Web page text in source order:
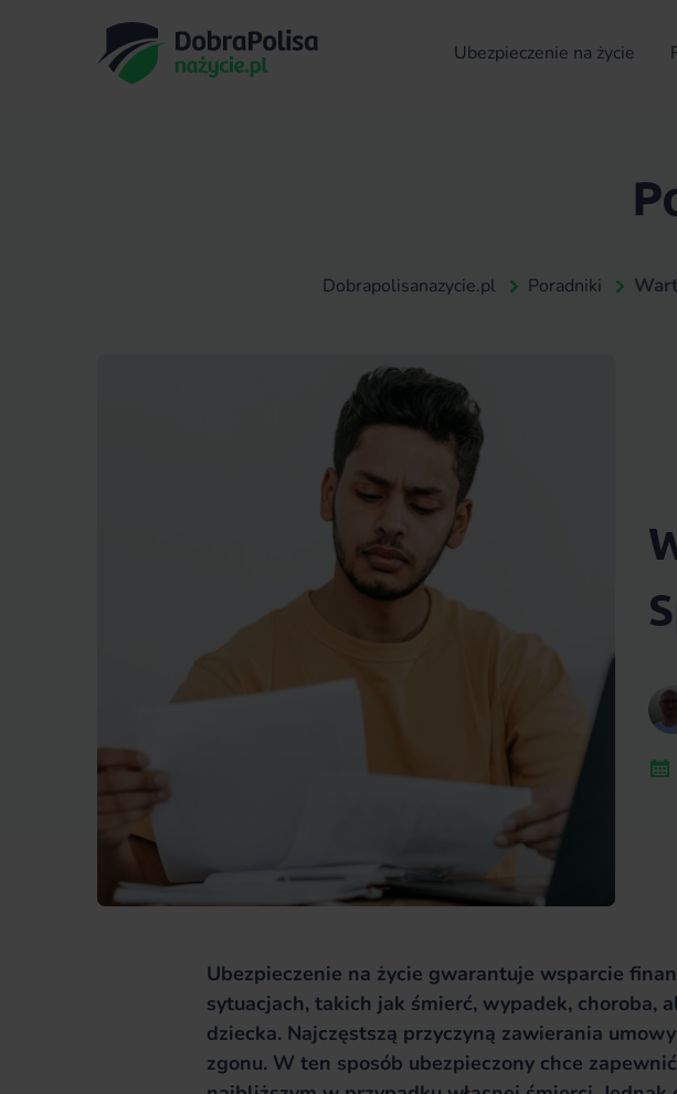
Ubezpieczenie na życie
Dobrapolisanazycie.pl Poradniki
Ubezpieczenie na życie gwarantuje wsparcie
sytuacjach, takich jak śmierć, wypadek, choroba,
dziecka. Najczęstszą przyczyną zawierania
zgonu. W ten sposób ubezpieczony chce